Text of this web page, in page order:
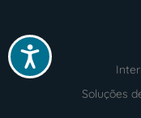
Acessibilidade
Soluções